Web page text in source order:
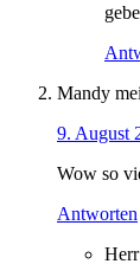
Mandy
9. August
Wow so
Antworten